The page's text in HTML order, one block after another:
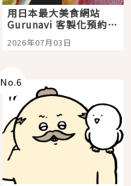
用日本最大美食網站
Gurunavi 客製化預約九
大都市餐廳，打造專屬
美食體驗！
2026年07月03日
No.6